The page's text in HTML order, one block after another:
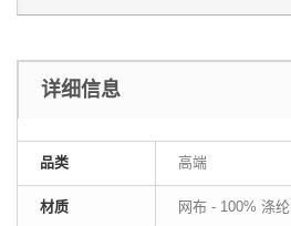
详细信息
品类 高端
材质 网布 - 100% 涤纶